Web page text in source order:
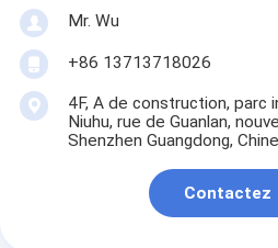
Mr. Wu
+86 13713718026
4F, A de construction, parc
Niuhu, rue de Guanlan,
Shenzhen Guangdong,
Contactez